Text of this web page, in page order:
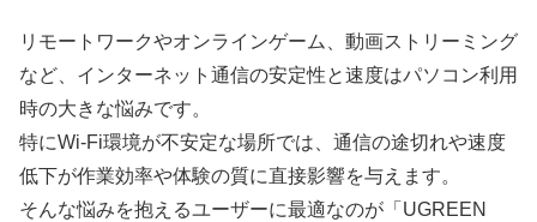
リモートワークやオンラインゲーム、動画ストリーミング
など、インターネット通信の安定性と速度はパソコン利用
時の大きな悩みです。
特にWi-Fi環境が不安定な場所では、通信の途切れや速度
低下が作業効率や体験の質に直接影響を与えます。
そんな悩みを抱えるユーザーに最適なのが「UGREEN